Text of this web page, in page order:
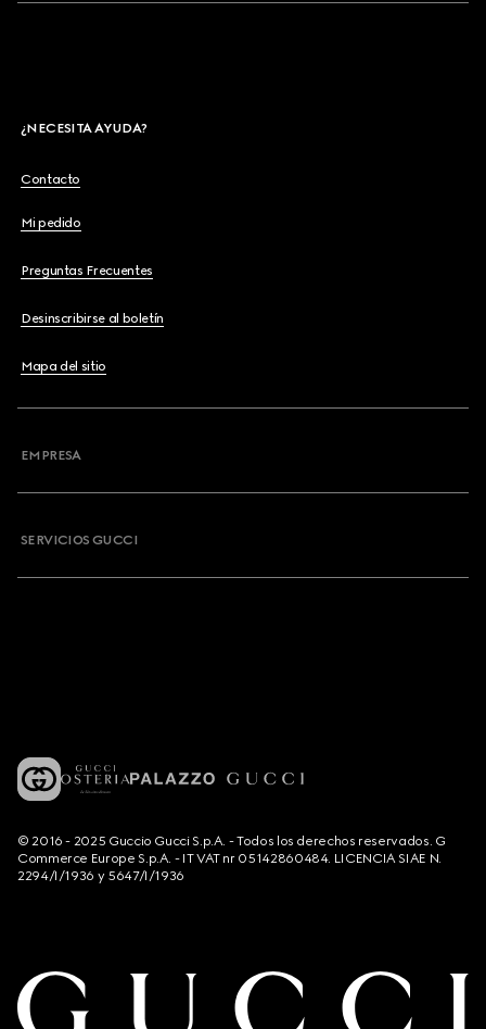
¿NECESITA AYUDA?
Contacto
Mi pedido
Preguntas Frecuentes
Desinscribirse al boletín
Mapa del sitio
EMPRESA
SERVICIOS GUCCI
© 2016 - 2025 Guccio Gucci S.p.A. - Todos los derechos reservados. G
Commerce Europe S.p.A. - IT VAT nr 05142860484. LICENCIA SIAE N.
2294/I/1936 y 5647/I/1936